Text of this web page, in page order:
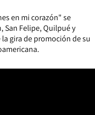
en mi corazón" se
San Felipe, Quilpué y
gira de promoción de su